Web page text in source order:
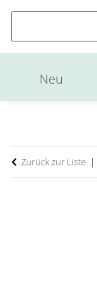
Neu
Zurück zur Liste